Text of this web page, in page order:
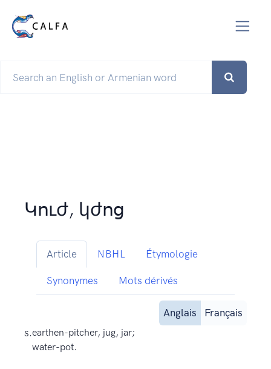
Կուժ, կժոց
Article NBHL Étymologie
Synonymes Mots dérivés
Anglais
Français
s.earthen-pitcher, jug, jar;
water-pot.